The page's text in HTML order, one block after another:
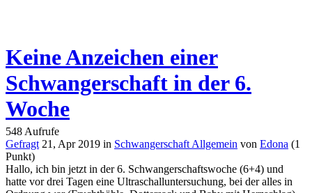
Keine Anzeichen einer
Schwangerschaft in der 6.
Woche
548Aufrufe
Gefragt 21, Apr 2019 in Schwangerschaft Allgemein von Edona (1
Punkt)
Hallo, ich bin jetzt in der 6. Schwangerschaftswoche (6+4) und
hatte vor drei Tagen eine Ultraschalluntersuchung, bei der alles in